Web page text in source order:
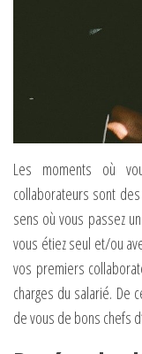
Les moments où
collaborateurs sont
sens où vous passez
vous étiez seul et/ou
vos premiers
charges du salarié. De
de vous de bons chefs